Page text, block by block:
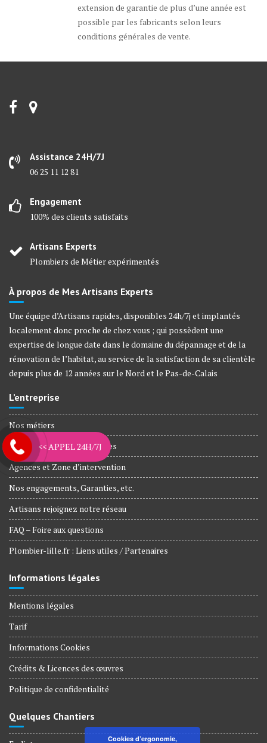
extension de garantie de plus d’une année est
possible par les fabricants selon leurs
conditions générales de vente.
Assistance 24H/7J
06 25 11 12 81
Engagement
100% des clients satisfaits
Artisans Experts
Plombiers de Métier expérimentés
À propos de Mes Artisans Experts
Une équipe d’Artisans rapides, disponibles 24h/7j et implantés
localement donc proche de chez vous ; qui possèdent une
expertise de longue date dans le domaine du dépannage et de la
rénovation de l’habitat, au service de la satisfaction de sa clientèle
depuis plus de 12 années sur le Nord et le Pas-de-Calais
L’entreprise
Nos métiers
Plombiers Agréé Assurances
Agences et Zone d’intervention
Nos engagements, Garanties, etc.
Artisans rejoignez notre réseau
FAQ – Foire aux questions
Plombier-lille.fr : Liens utiles / Partenaires
Informations légales
Mentions légales
Tarif
Informations Cookies
Crédits & Licences des œuvres
Politique de confidentialité
Quelques Chantiers
<< APPEL 24H/7J
Cookies d’ergonomie,